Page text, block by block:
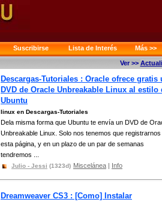
Suscribirse Lista de Interés
Más >>
Ver >>
Descargas-Tutoriales : Oracle ofrece gratis
DVD de Oracle Unbreakable Linux al estilo
Ubuntu
linux en Descargas-Tutoriales
Dela misma forma que Ubuntu te envía un DVD de
Unbreakable Linux. Solo nos tenemos que registrarnos
esta página, y en un plazo de un par de semanas
tendremos ...
Julio - Jessi (1323d) Miscelánea | Info
Dreamweaver CS3 : [Como] Instalar